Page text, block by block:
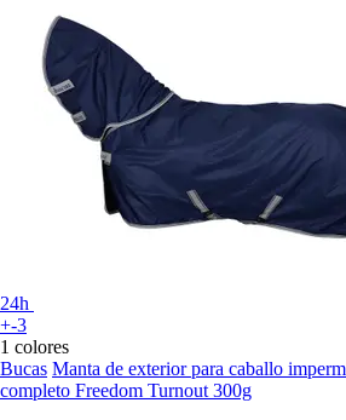
24h
+-3
1 colores
Bucas Manta de exterior para caballo
completo Freedom Turnout 300g